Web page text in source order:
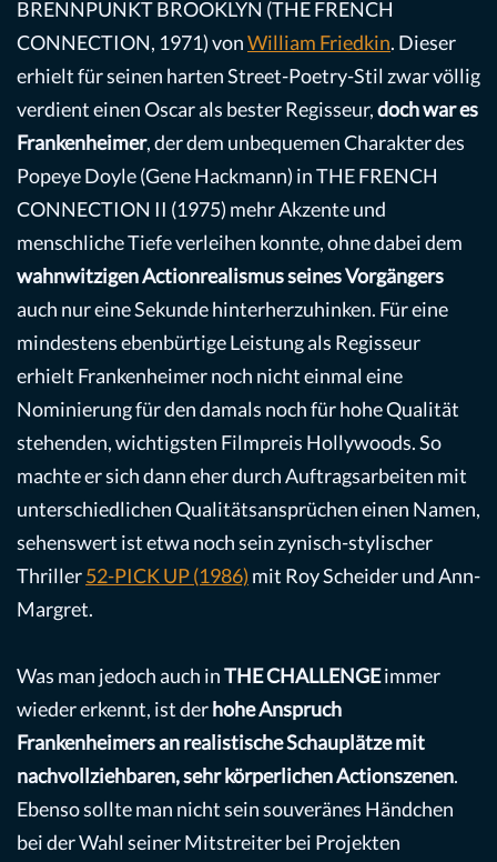
BRENNPUNKT BROOKLYN (THE FRENCH
CONNECTION, 1971) vonWilliam Friedkin. Dieser
erhielt für seinen harten Street-Poetry-Stil zwar völlig
verdient einen Oscar als bester Regisseur,doch war es
Frankenheimer, der dem unbequemen Charakter des
Popeye Doyle (Gene Hackmann) in THE FRENCH
CONNECTION II (1975) mehr Akzente und
menschliche Tiefe verleihen konnte, ohne dabei dem
wahnwitzigen Actionrealismus seines Vorgängers
auch nur eine Sekunde hinterherzuhinken. Für eine
mindestens ebenbürtige Leistung als Regisseur
erhielt Frankenheimer noch nicht einmal eine
Nominierung für den damals noch für hohe Qualität
stehenden, wichtigsten Filmpreis Hollywoods. So
machte er sich dann eher durch Auftragsarbeiten mit
unterschiedlichen Qualitätsansprüchen einen Namen,
sehenswert ist etwa noch sein zynisch-stylischer
Thriller52-PICK UP (1986) mit Roy Scheider und Ann-
Margret.
Was man jedoch auch inTHE CHALLENGEimmer
wieder erkennt, ist derhohe Anspruch
Frankenheimers an realistische Schauplätze mit
nachvollziehbaren, sehr körperlichen Actionszenen.
Ebenso sollte man nicht sein souveränes Händchen
bei der Wahl seiner Mitstreiter bei Projekten